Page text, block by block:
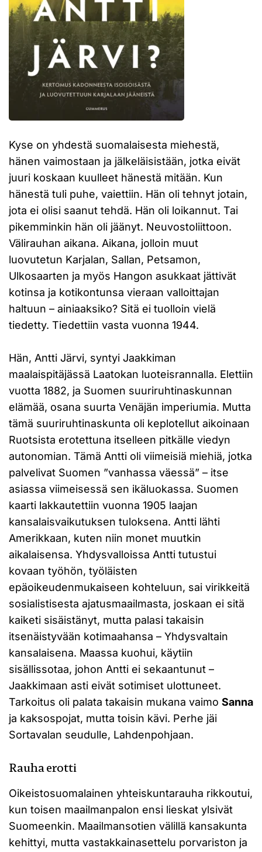
Kyse on yhdestä suomalaisesta miehestä,
hänen vaimostaan ja jälkeläisistään, jotka eivät
juuri koskaan kuulleet hänestä mitään. Kun
hänestä tuli puhe, vaiettiin. Hän oli tehnyt jotain,
jota ei olisi saanut tehdä. Hän oli loikannut. Tai
pikemminkin hän oli jäänyt. Neuvostoliittoon.
Välirauhan aikana. Aikana, jolloin muut
luovutetun Karjalan, Sallan, Petsamon,
Ulkosaarten ja myös Hangon asukkaat jättivät
kotinsa ja kotikontunsa vieraan valloittajan
haltuun – ainiaaksiko? Sitä ei tuolloin vielä
tiedetty. Tiedettiin vasta vuonna 1944.
Hän, Antti Järvi, syntyi Jaakkiman
maalaispitäjässä Laatokan luoteisrannalla. Elettiin
vuotta 1882, ja Suomen suuriruhtinaskunnan
elämää, osana suurta Venäjän imperiumia. Mutta
tämä suuriruhtinaskunta oli keplotellut aikoinaan
Ruotsista erotettuna itselleen pitkälle viedyn
autonomian. Tämä Antti oli viimeisiä miehiä, jotka
palvelivat Suomen ”vanhassa väessä” – itse
asiassa viimeisessä sen ikäluokassa. Suomen
kaarti lakkautettiin vuonna 1905 laajan
kansalaisvaikutuksen tuloksena. Antti lähti
Amerikkaan, kuten niin monet muutkin
aikalaisensa. Yhdysvalloissa Antti tutustui
kovaan työhön, työläisten
epäoikeudenmukaiseen kohteluun, sai virikkeitä
sosialistisesta ajatusmaailmasta, joskaan ei sitä
kaiketi sisäistänyt, mutta palasi takaisin
itsenäistyvään kotimaahansa – Yhdysvaltain
kansalaisena. Maassa kuohui, käytiin
sisällissotaa, johon Antti ei sekaantunut –
Jaakkimaan asti eivät sotimiset ulottuneet.
Tarkoitus oli palata takaisin mukana vaimo Sanna
ja kaksospojat, mutta toisin kävi. Perhe jäi
Sortavalan seudulle, Lahdenpohjaan.
Rauha erotti
Oikeistosuomalainen yhteiskuntarauha rikkoutui,
kun toisen maailmanpalon ensi lieskat ylsivät
Suomeenkin. Maailmansotien välillä kansakunta
kehittyi, mutta vastakkainasettelu porvariston ja